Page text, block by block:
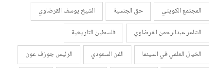
المجتمع الكويتي
حق الجنسية
الشيخ يوسف القرضاوي
الشاعر عبدالرحمن القرضاوي
فلسطين التاريخية
الخيال العلمي في السينما
الفن السعودي
الرئيس جوزف عون